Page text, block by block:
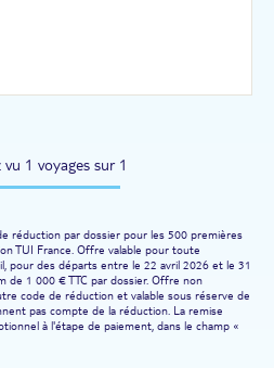
vu 1 voyages sur 1
réduction par dossier pour les 500 premières
TUI France. Offre valable pour toute
pour des départs entre le 22 avril 2026 et le 31
de 1 000 € TTC par dossier. Offre non
code de réduction et valable sous réserve de
pas compte de la réduction. La remise
à l'étape de paiement, dans le champ «